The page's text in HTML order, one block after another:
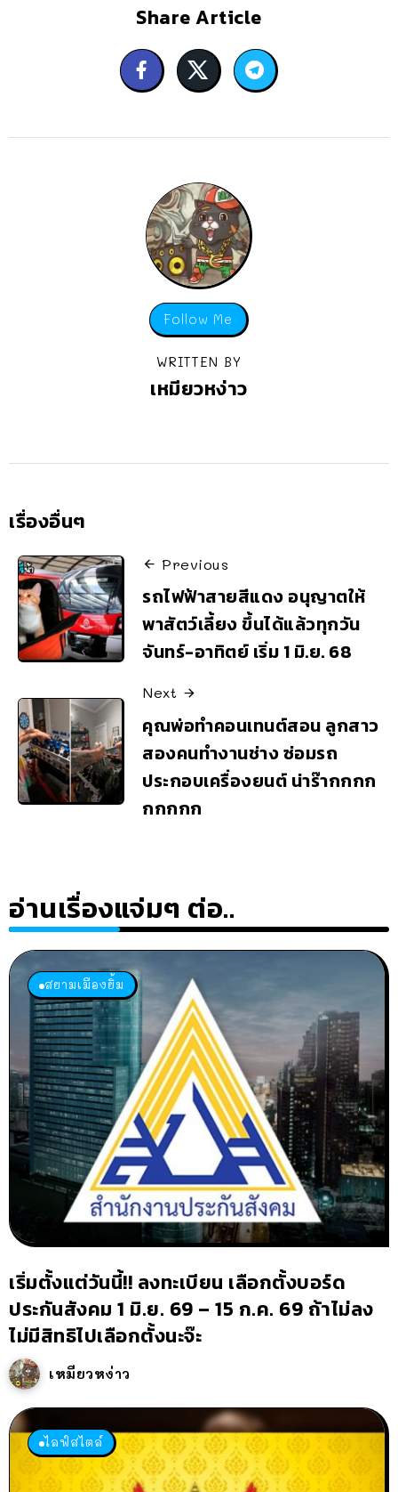
Share Article
Follow Me
WRITTEN BY
เหมียวหง่าว
เรื่องอื่นๆ
Previous
รถไฟฟ้าสายสีแดง อนุญาตให้
พาสัตว์เลี้ยง ขึ้นได้แล้วทุกวัน
จันทร์-อาทิตย์ เริ่ม 1 มิ.ย. 68
Next
คุณพ่อทำคอนเทนต์สอน ลูกสาว
สองคนทำงานช่าง ซ่อมรถ
ประกอบเครื่องยนต์ น่าร๊ากกกก
กกกกก
อ่านเรื่องแจ่มๆ ต่อ..
สยามเมืองยิ้ม
เริ่มตั้งแต่วันนี้!! ลงทะเบียน เลือกตั้งบอร์ด
ประกันสังคม 1 มิ.ย. 69 – 15 ก.ค. 69 ถ้าไม่ลง
ไม่มีสิทธิไปเลือกตั้งนะจ๊ะ
เหมียวหง่าว
ไลฟ์สไตล์